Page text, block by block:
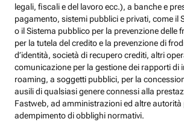
legali, fiscali e del lavoro ecc.), a banche e
pagamento, sistemi pubblici e privati, come il
o il Sistema pubblico per la prevenzione delle
per la tutela del credito e la prevenzione di
d’identità, società di recupero crediti, altri
comunicazione per la gestione dei rapporti di
roaming, a soggetti pubblici, per la
ausili di qualsiasi genere connessi alla
Fastweb, ad amministrazioni ed altre autorità
adempimento di obblighi normativi.